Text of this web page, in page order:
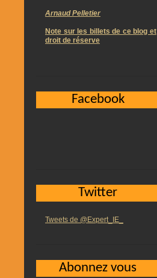
Arnaud Pelletier
Note sur les billets de ce blog et
droit de réserve
Facebook
Twitter
Tweets de @Expert_IE_
Abonnez vous